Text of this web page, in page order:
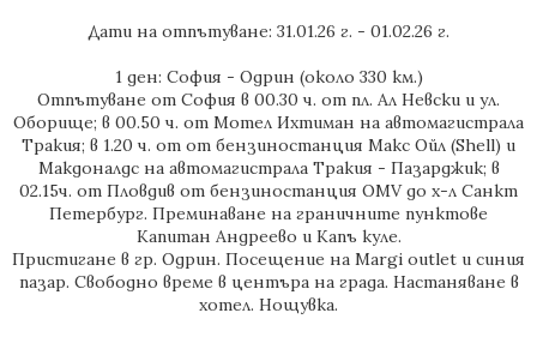
Дати на отпътуване: 31.01.26 г. - 01.02.26 г.
1 ден: София - Одрин (около 330 км.)
Отпътуване от София в 00.30 ч. от пл. Ал Невски и ул.
Оборище; в 00.50 ч. от Мотел Ихтиман на автомагистрала
Тракия; в 1.20 ч. от от бензиностанция Макс Ойл (Shell) и
Макдоналдс на автомагистрала Тракия - Пазарджик; в
02.15ч. от Пловдив от бензиностанция OMV до х-л Санкт
Петербург. Преминаване на граничните пунктове
Капитан Андреево и Капъ куле.
Пристигане в гр. Одрин. Посещение на Мargi outlet и синия
пазар. Свободно време в центъра на града. Настаняване в
хотел. Нощувка.